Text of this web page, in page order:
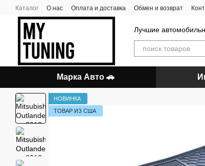
Перейти к основному контенту
Каталог О нас Оплата и доставка Обмен и возврат
Лучшие
Марка Авто 🚗
НОВИНКА
ТОВАР ИЗ США